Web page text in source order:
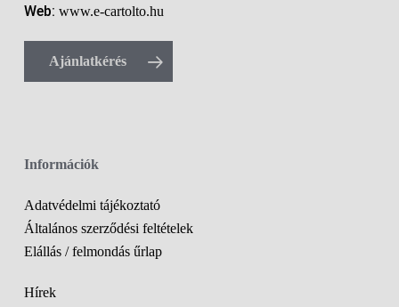
Web: www.e-cartolto.hu
Ajánlatkérés
Információk
Adatvédelmi tájékoztató
Általános szerződési feltételek
Elállás / felmondás űrlap
Hírek